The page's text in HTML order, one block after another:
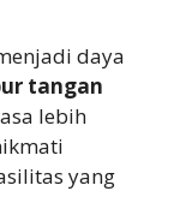
daya
tangan
lebih
yang